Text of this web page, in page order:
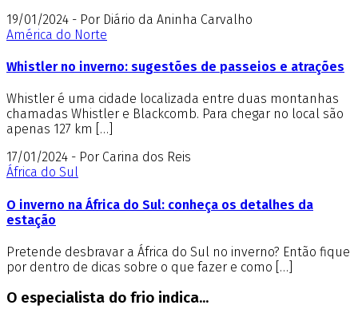
19/01/2024 - Por Diário da Aninha Carvalho
América do Norte
Whistler no inverno: sugestões de passeios e atrações
Whistler é uma cidade localizada entre duas montanhas
chamadas Whistler e Blackcomb. Para chegar no local são
apenas 127 km […]
17/01/2024 - Por Carina dos Reis
África do Sul
O inverno na África do Sul: conheça os detalhes da
estação
Pretende desbravar a África do Sul no inverno? Então fique
por dentro de dicas sobre o que fazer e como […]
O especialista do frio indica...